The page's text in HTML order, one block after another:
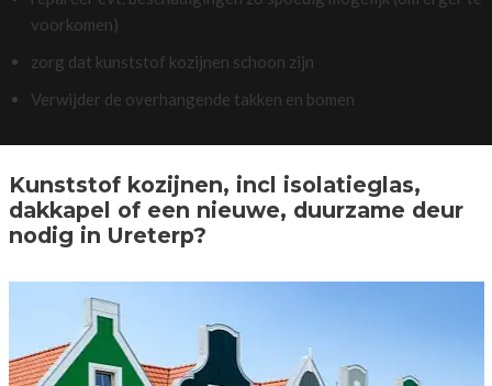
voorkomen)
zorg dat kunststof kozijnen schoon zijn
Verwijder de overhangende takken en bomen
Kunststof kozijnen, incl isolatieglas,
dakkapel of een nieuwe, duurzame deur
nodig in Ureterp?